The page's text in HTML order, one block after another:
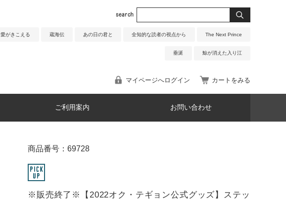
愛がきこえる 蔵海伝 あの日の君と 全知的な読者の視点から The Next Prince
垂涎 鯨が消えた入り江
マイページへログイン カートをみる
ご利用案内 お問い合わせ
商品番号：69728
※販売終了※【2022オク・テギョン公式グッズ】ステッ